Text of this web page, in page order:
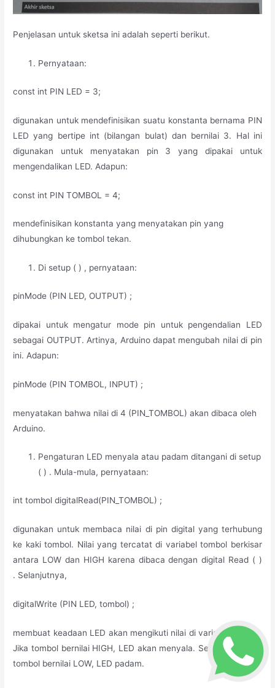
Penjelasan untuk sketsa ini adalah seperti berikut.
Pernyataan:
const int PIN LED = 3;
digunakan untuk mendefinisikan suatu konstanta bernama PIN
LED yang bertipe int (bilangan bulat) dan bernilai 3. Hal ini
digunakan untuk menyatakan pin 3 yang dipakai untuk
mengendalikan LED. Adapun:
const int PIN TOMBOL = 4;
mendefinisikan konstanta yang menyatakan pin yang
dihubungkan ke tombol tekan.
Di setup ( ) , pernyataan:
pinMode (PIN LED, OUTPUT) ;
dipakai untuk mengatur mode pin untuk pengendalian LED
sebagai OUTPUT. Artinya, Arduino dapat mengubah nilai di pin
ini. Adapun:
pinMode (PIN TOMBOL, INPUT) ;
menyatakan bahwa nilai di 4 (PIN_TOMBOL) akan dibaca oleh
Arduino.
Pengaturan LED menyala atau padam ditangani di setup
( ) . Mula-mula, pernyataan:
int tombol digitalRead(PIN_TOMBOL) ;
digunakan untuk membaca nilai di pin digital yang terhubung
ke kaki tombol. Nilai yang tercatat di variabel tombol berkisar
antara LOW dan HIGH karena dibaca dengan digital Read ( )
. Selanjutnya,
digitalWrite (PIN LED, tombol) ;
membuat keadaan LED akan mengikuti nilai di variabel tombol.
Jika tombol bernilai HIGH, LED akan menyala. Sebaliknya, Jika
tombol bernilai LOW, LED padam.